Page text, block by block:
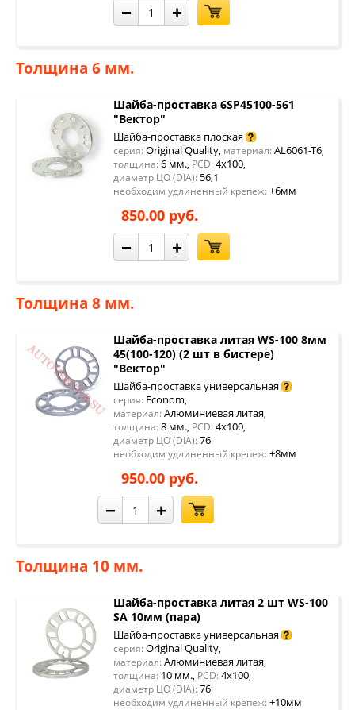
− +
Толщина 6 мм.
Шайба-проставка 6SP45100-561
"Вектор"
Шайба-проставка плоская
серия: Original Quality, материал: AL6061-T6,
толщина: 6 мм., PCD: 4x100,
диаметр ЦО (DIA): 56,1
необходим удлиненный крепеж: +6мм
850.00 руб.
− +
Толщина 8 мм.
Шайба-проставка литая WS-100 8мм
45(100-120) (2 шт в бистере)
"Вектор"
Шайба-проставка универсальная
серия: Econom,
материал: Алюминиевая литая,
толщина: 8 мм., PCD: 4x100,
диаметр ЦО (DIA): 76
необходим удлиненный крепеж: +8мм
950.00 руб.
− +
Толщина 10 мм.
Шайба-проставка литая 2 шт WS-100
SA 10мм (пара)
Шайба-проставка универсальная
серия: Original Quality,
материал: Алюминиевая литая,
толщина: 10 мм., PCD: 4x100,
диаметр ЦО (DIA): 76
необходим удлиненный крепеж: +10мм